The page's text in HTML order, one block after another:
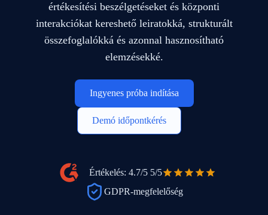
értékesítési beszélgetéseket és központi
interakciókat kereshető leiratokká, strukturált
összefoglalókká és azonnal hasznosítható
elemzésekké.
Ingyenes próba indítása
Demó időpontkérés
Értékelés: 4.7/5 5/5
GDPR-megfelelőség